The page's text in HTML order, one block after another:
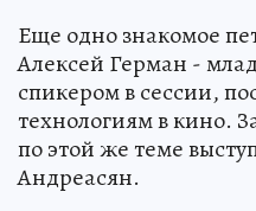
Еще одно знакомое
Алексей Герман -
спикером в сессии,
технологиям в кино.
по этой же теме
Андреасян.